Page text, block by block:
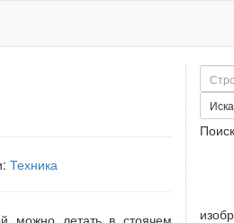
Техника
можно летать в стоячем